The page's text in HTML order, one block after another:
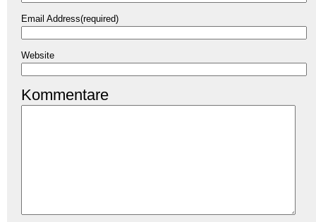
Email Address(required)
Website
Kommentare